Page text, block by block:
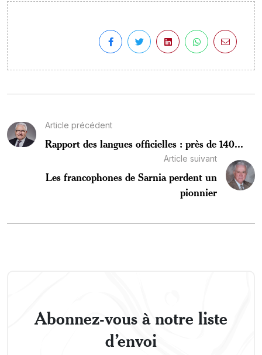
Article précédent
Rapport des langues officielles : près de 140...
Article suivant
Les francophones de Sarnia perdent un
pionnier
Abonnez-vous à notre liste
d’envoi